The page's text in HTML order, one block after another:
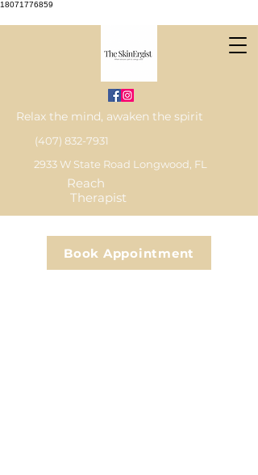
18071776859
Relax the mind, awaken the spirit
(407) 832-7931
2933 W State Road Longwood, FL
Reach
Therapist
Book Appointment